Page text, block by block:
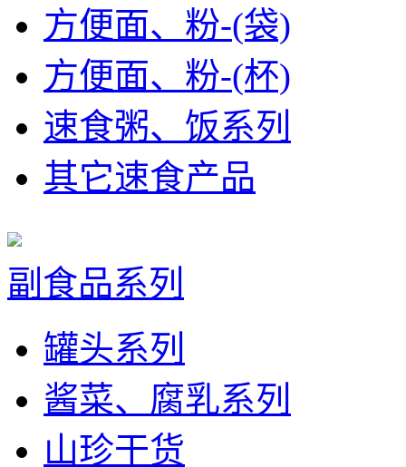
方便面、粉-(袋)
方便面、粉-(杯)
速食粥、饭系列
其它速食产品
副食品系列
罐头系列
酱菜、腐乳系列
山珍干货